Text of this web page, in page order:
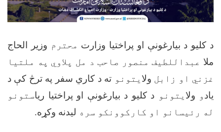
د کليو د بيارغونې او پراختيا وزارت محترم وزير الحاج
ملا عبداللطیف منصور صاحب د مل پلاوي په ملتیا
غزني او زابل ولا یتونو ته د کاري سفر په ترڅ کې د
یادو ولا یتونو د کلیو د بیارغونې او پراختیا ریاستونو
له رئیسانو او کارکوونکو سره لیدنه وکړه.